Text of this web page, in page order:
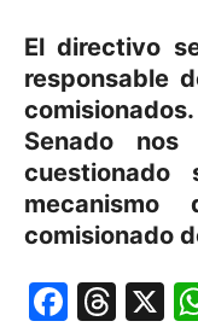
El directivo
responsable
Senado
comisionado
X